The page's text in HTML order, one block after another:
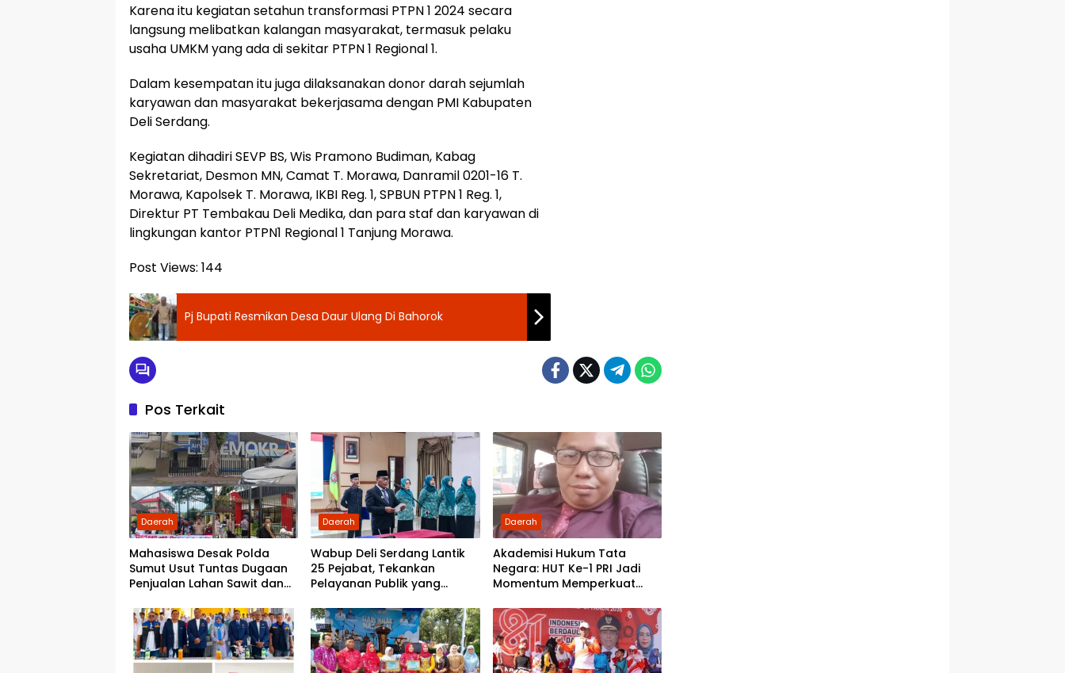
Karena itu kegiatan setahun transformasi PTPN 1 2024 secara
langsung melibatkan kalangan masyarakat, termasuk pelaku
usaha UMKM yang ada di sekitar PTPN 1 Regional 1.
Dalam kesempatan itu juga dilaksanakan donor darah sejumlah
karyawan dan masyarakat bekerjasama dengan PMI Kabupaten
Deli Serdang.
Kegiatan dihadiri SEVP BS, Wis Pramono Budiman, Kabag
Sekretariat, Desmon MN, Camat T. Morawa, Danramil 0201-16 T.
Morawa, Kapolsek T. Morawa, IKBI Reg. 1, SPBUN PTPN 1 Reg. 1,
Direktur PT Tembakau Deli Medika, dan para staf dan karyawan di
lingkungan kantor PTPN1 Regional 1 Tanjung Morawa.
Post Views: 144
Pj Bupati Resmikan Desa Daur Ulang Di Bahorok
Pos Terkait
Daerah
Mahasiswa Desak Polda
Sumut Usut Tuntas Dugaan
Penjualan Lahan Sawit dan
Partai Demokrat Sumut
Daerah
Wabup Deli Serdang Lantik
25 Pejabat, Tekankan
Pelayanan Publik yang
Daerah
Akademisi Hukum Tata
Negara: HUT Ke-1 PRI Jadi
Momentum Memperkuat
kepada Rakyat